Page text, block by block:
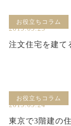
お役立ちコラム
2019.09.25
注文住宅を建て
お役立ちコラム
2019.09.24
東京で3階建の